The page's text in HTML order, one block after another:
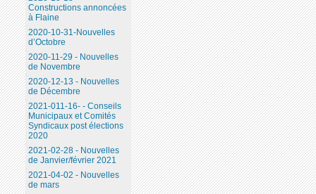
Constructions annoncées
à Flaine
2020-10-31-Nouvelles
d’Octobre
2020-11-29 - Nouvelles
de Novembre
2020-12-13 - Nouvelles
de Décembre
2021-011-16- - Conseils
Municipaux et Comités
Syndicaux post élections
2020
2021-02-28 - Nouvelles
de Janvier/février 2021
2021-04-02 - Nouvelles
de mars